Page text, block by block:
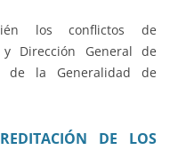
los conflictos de
y Dirección General de
de la Generalidad de
DE LOS